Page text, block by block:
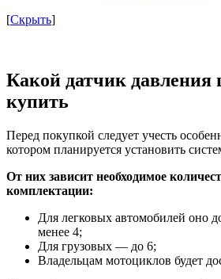
[Скрыть]
Какой датчик
купить
Перед покупкой следует учесть
котором планируется установить
От них зависит необходимое
комплектации:
Для легковых автомобилей оно
менее 4;
Для грузовых — до 6;
Владельцам мотоциклов будет